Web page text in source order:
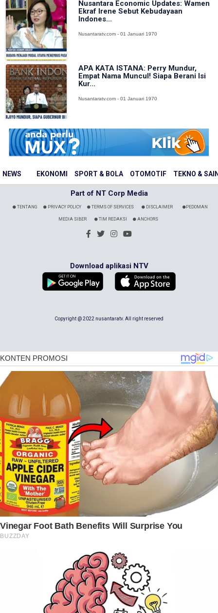
NEWS EKONOMI SPORT & BOLA OTOMOTIF TEKNO &
Nusantara Economic Updates: Wamen
Ekraf Irene Sebut Kebudayaan
Indones...
Nusantaratv.com - 01 Januari 1970
APA KATA ISTANA: Perry Mundur,
Empat Nama Muncul! Siapa Berani Isi
Kur...
Nusantaratv.com - 01 Januari 1970
Part of NT Corp Media
TENTANG PRIVACY POLICY TERMS OF SERVICES DISCLAIMER PEDOMAN
MEDIA SIBER TIM REDAKSI ANCHORS
Download aplikasi NTV
Copyright @ 2022 nusantaratv. All right reserved